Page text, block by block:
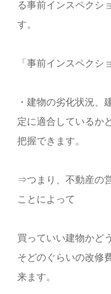
る事前インスペクシ
す。
「事前インスペクシ
・建物の劣化状況、
定に適合しているか
把握できます。
⇒つまり、不動産の
ことによって
買っていい建物かど
そどのぐらいの改修
来ます。